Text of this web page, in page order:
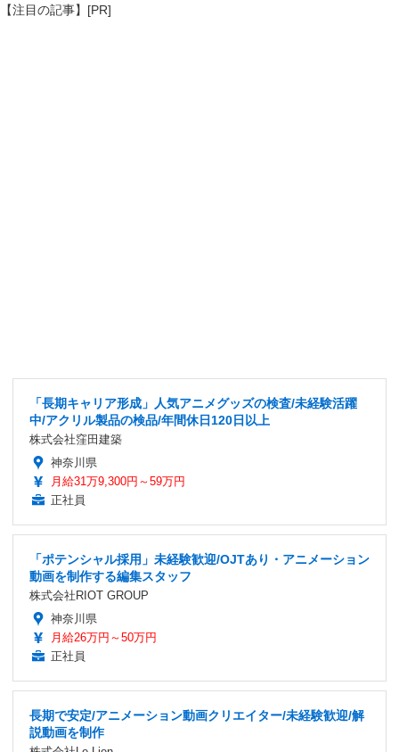
【注目の記事】[PR]
「長期キャリア形成」人気アニメグッズの検査/未経験活躍
中/アクリル製品の検品/年間休日120日以上
株式会社窪田建築
神奈川県
月給31万9,300円～59万円
正社員
「ポテンシャル採用」未経験歓迎/OJTあり・アニメーション
動画を制作する編集スタッフ
株式会社RIOT GROUP
神奈川県
月給26万円～50万円
正社員
長期で安定/アニメーション動画クリエイター/未経験歓迎/解
説動画を制作